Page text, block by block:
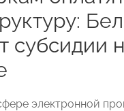
субсидии
электронной